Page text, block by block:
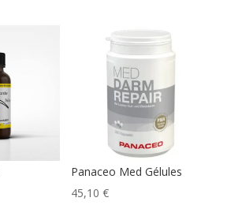
Panaceo Med Gélules
45,10€